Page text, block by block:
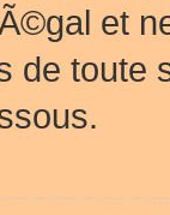
et
de